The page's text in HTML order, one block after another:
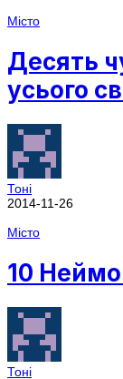
Місто
Десять
усього
Тоні
2014-11-26
Місто
10
Тоні